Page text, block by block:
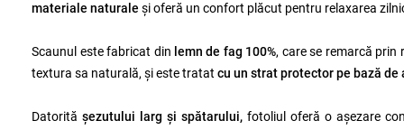
materiale naturale și oferă un confort plăcut pentru relaxarea
Scaunul este fabricat din lemn de fag 100%, care se remarcă
textura sa naturală, și este tratat cu un strat protector pe bază de
Datorită șezutului larg și spătarului, fotoliul oferă o așezare